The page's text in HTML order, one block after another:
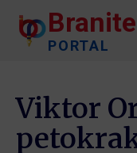
PORTAL
Viktor